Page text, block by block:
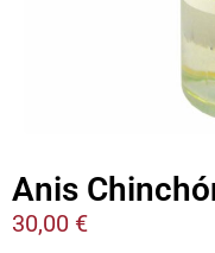
Anis
30,00 €